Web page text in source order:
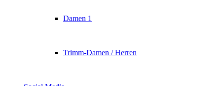
Damen 1
Trimm-Damen / Herren